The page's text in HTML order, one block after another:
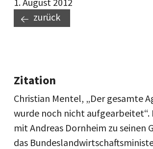
zurück
Zitation
Christian Mentel, „Der gesamte
wurde noch nicht aufgearbeitet“.
mit Andreas Dornheim zu seinen
das